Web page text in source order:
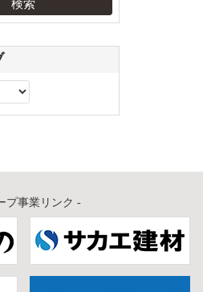
プ事業リンク -